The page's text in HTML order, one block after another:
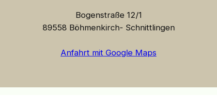
Bogenstraße 12/1
89558 Böhmenkirch- Schnittlingen
Anfahrt mit Google Maps